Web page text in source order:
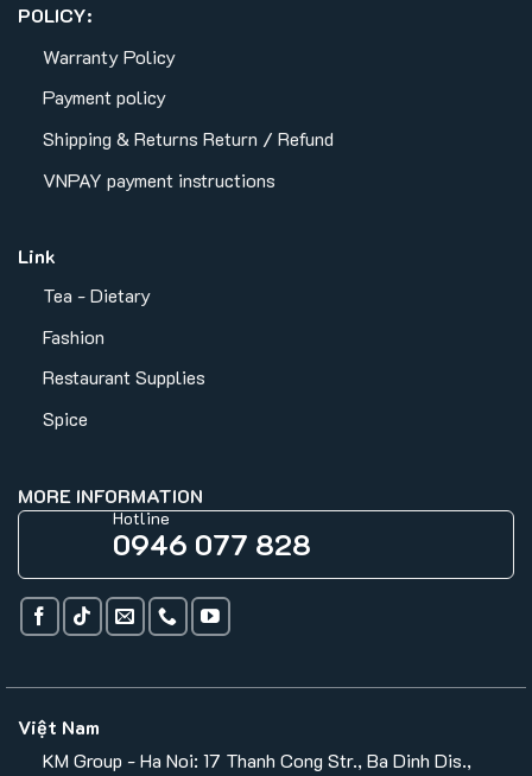
POLICY:
Warranty Policy
Payment policy
Shipping & Returns Return / Refund
VNPAY payment instructions
Link
Tea - Dietary
Fashion
Restaurant Supplies
Spice
MORE INFORMATION
Hotline
0946 077 828
Việt Nam
KM Group - Ha Noi: 17 Thanh Cong Str., Ba Dinh Dis.,